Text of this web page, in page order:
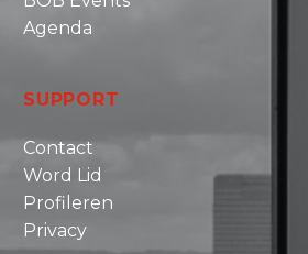
Agenda
SUPPORT
Contact
Word Lid
Profileren
Privacy